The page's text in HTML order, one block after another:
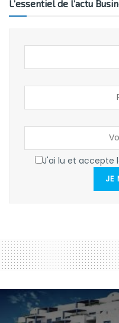
L’essentiel de l’actu
J'ai lu et accepte
JE